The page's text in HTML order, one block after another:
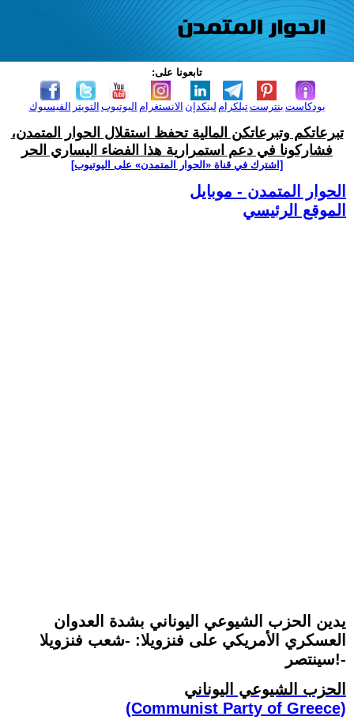
تابعونا على:
الفيسبوك التويتر اليوتيوب الانستغرام لينكدإن تيلكرامبنترست بودكاست
تبرعاتكم وتبرعاتكن المالية تحفظ استقلال الحوار المتمدن،
فشاركونا في دعم استمرارية هذا الفضاء اليساري الحر
[اشترك في قناة ‫«الحوار المتمدن» على اليوتيوب]
الحوار المتمدن - موبايل
الموقع الرئيسي
يدين الحزب الشيوعي اليوناني بشدة العدوان
العسكري الأمريكي على فنزويلا: -شعب فنزويلا
سينتصر!-
الحزب الشيوعي اليوناني
(Communist Party of Greece)